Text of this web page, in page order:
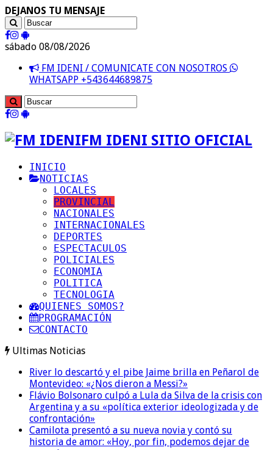
DEJANOS TU MENSAJE
sábado 08/08/2026
FM IDENI / COMUNICATE CON NOSOTROS
WHATSAPP +543644689875
FM IDENI SITIO OFICIAL
INICIO
NOTICIAS
LOCALES
PROVINCIAL
NACIONALES
INTERNACIONALES
DEPORTES
ESPECTACULOS
POLICIALES
ECONOMIA
POLITICA
TECNOLOGIA
QUIENES SOMOS?
PROGRAMACIÓN
CONTACTO
Ultimas Noticias
River lo descartó y el pibe Jaime brilla en Peñarol de
Montevideo: «¿Nos dieron a Messi?»
Flávio Bolsonaro culpó a Lula da Silva de la crisis con
Argentina y a su «política exterior ideologizada y de
confrontación»
Camilota presentó a su nueva novia y contó su
historia de amor: «Hoy, por fin, podemos dejar de